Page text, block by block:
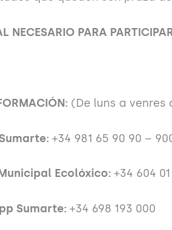
NECESARIO PARA
(De luns a venres
+34 981 65 90 90 –
Ecolóxico: +34 604
Sumarte: +34 698 193 000